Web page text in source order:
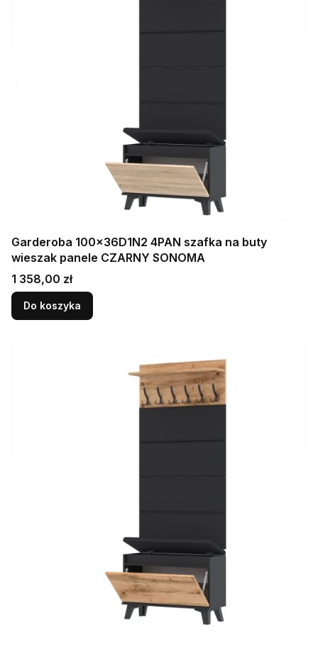
Garderoba 100x36D1N2 4PAN szafka na buty
wieszak panele CZARNY SONOMA
Cena
1 358,00 zł
Do koszyka